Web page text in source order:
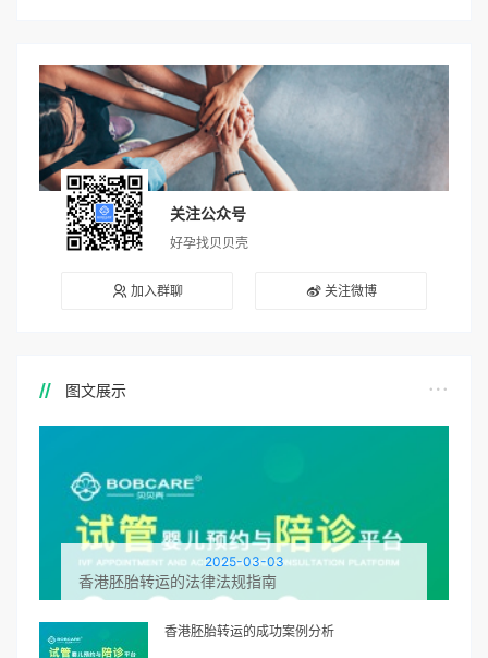
关注公众号
好孕找贝贝壳
加入群聊 关注微博
图文展示
2025-03-03
香港胚胎转运的法律法规指南
香港胚胎转运的成功案例分析